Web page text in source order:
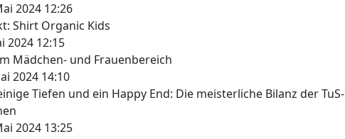
2024 12:26
Shirt Organic Kids
2024 12:15
Mädchen- und Frauenbereich
2024 14:10
Tiefen und ein Happy End: Die meisterliche Bilanz der TuS-
2024 13:25